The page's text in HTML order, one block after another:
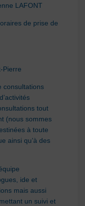
LAFONT
de prise de
Pierre
consultations
tout
(nous sommes
à toute
ainsi qu’à des
ide et
mais aussi
un suivi et